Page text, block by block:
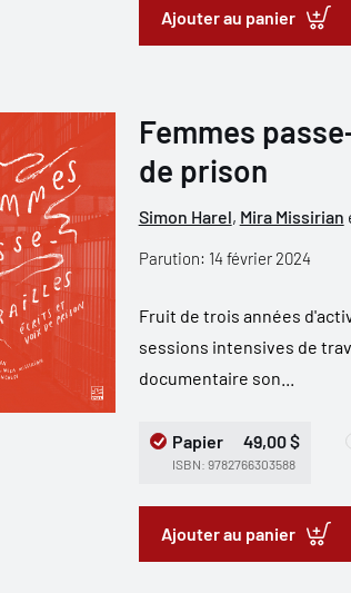
Ajouter au panier
Femmes
de prison
Simon Harel, Mira Missirian
Parution: 14 février 2024
Fruit de trois années
sessions intensives de
documentaire son...
Papier 49,00 $
ISBN: 9782766303588
Ajouter au panier